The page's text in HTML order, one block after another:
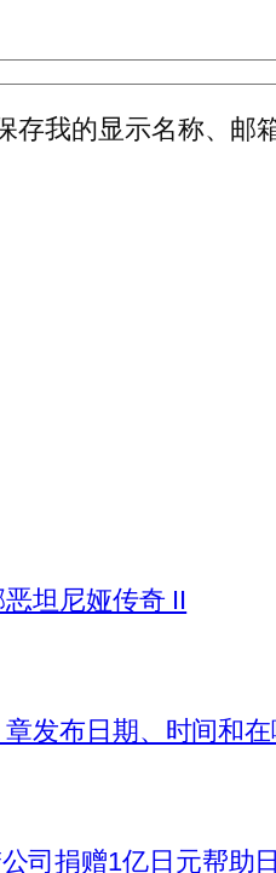
存我的显示名称、邮
坦尼娅传奇 II
发布日期、时间和
司捐赠1亿日元帮助